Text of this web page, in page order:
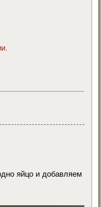
яйцо и добавляем